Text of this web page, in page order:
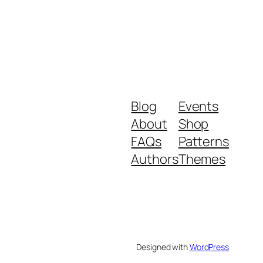
Blog
About
FAQs
Authors
Events
Shop
Patterns
Themes
Designed withWordPress